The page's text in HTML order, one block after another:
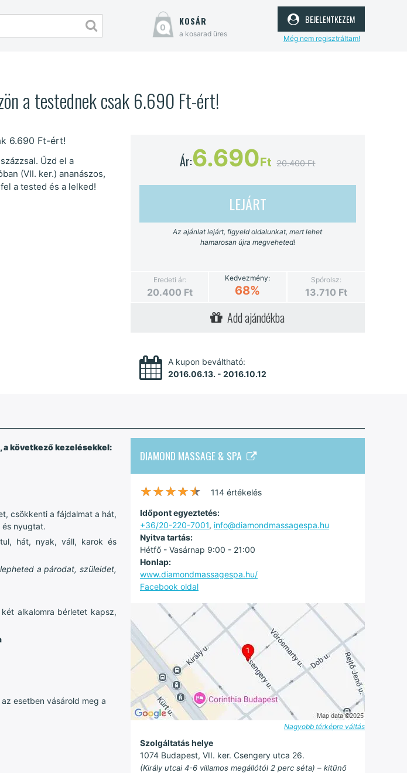
0 kosár
a kosarad üres
bejelentkezem
Még nem regisztráltam!
a testednek csak 6.690 Ft-ért!
Űzd el a
(VII. ker.) ananászos,
a tested és a lelked!
Ár:6.690Ft 20.400 Ft
LEJÁRT
Az ajánlat lejárt, figyeld oldalunkat, mert lehet
hamarosan újra megveheted!
Eredeti ár:
20.400 Ft
Kedvezmény:
68%
Spórolsz:
13.710 Ft
Add ajándékba
A kupon beváltható:
2016.06.13. - 2016.10.12
következő kezelésekkel:
csökkenti a fájdalmat a hát,
nyugtat.
hát, nyak, váll, karok és
a párodat, szüleidet,
alkalomra bérletet kapsz,
esetben vásárold meg a
DIAMOND MASSAGE & SPA
★★★★★
★★★★★ 114 értékelés
Időpont egyeztetés:
+36/20-220-7001, info@diamondmassagespa.hu
Nyitva tartás:
Hétfő - Vasárnap 9:00 - 21:00
Honlap:
www.diamondmassagespa.hu/
Facebook oldal
Nagyobb térképre váltás
Szolgáltatás helye
1074 Budapest, VII. ker. Csengery utca 26.
(Király utcai 4-6 villamos megállótól 2 perc séta) – kitűnő